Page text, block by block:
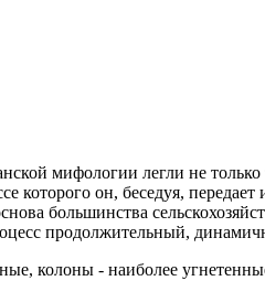
мифологии легли не
он, беседуя,
большинства
продолжительный,
колоны - наиболее